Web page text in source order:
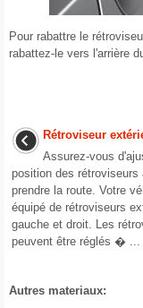
Pour rabattre le
rabattez-le vers l'arrière
Rétroviseur
Assurez-vous
position des rétroviseurs
prendre la route. Votre
équipé de rétroviseurs
gauche et droit. Les
peuvent être réglés � ...
Autres materiaux: